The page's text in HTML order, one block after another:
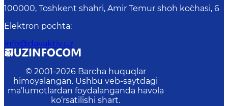
100000, Toshkent shahri, Amir Temur shoh ko`chasi, 6
Elektron pochta:
info@davaktiv.uz
© 2001-2026 Barcha huquqlar
himoyalangan. Ushbu veb-saytdagi
ma’lumotlardan foydalanganda havola
ko‘rsatilishi shart.